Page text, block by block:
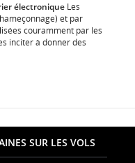
électronique Les
et par
couramment par les
inciter à donner des
SUR LES VOLS